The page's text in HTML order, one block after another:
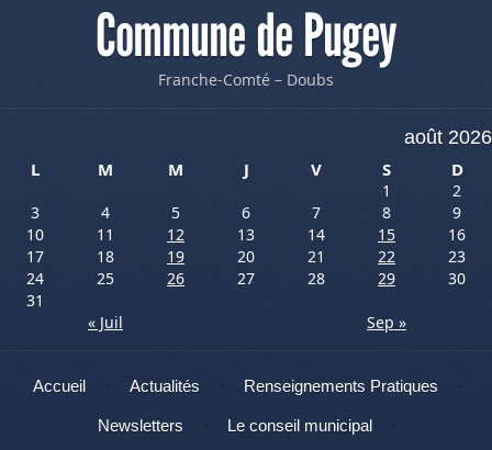
Commune de Pugey
Franche-Comté – Doubs
août 2026
L
M M J V S D
1
2
3
4 5 6 7 8
9
10
11 12 13 14 15
16
17
18 19 20 21 22
23
24
25 26 27 28 29
30
31
« Juil
Sep »
Menu
Aller au contenu
Accueil Actualités Renseignements Pratiques
Newsletters Le conseil municipal